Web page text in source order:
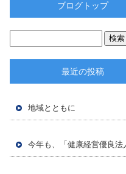
ブログトップ
最近の投稿
地域とともに